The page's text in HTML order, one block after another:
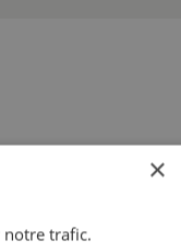
serons heureux de
×
notre trafic.